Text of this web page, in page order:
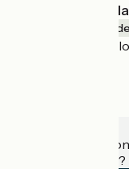
Le petit gîte de
Gîtes et locations
Une
établissement ?